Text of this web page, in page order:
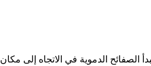
الصفائح الدموية في الاتجاه إلى مكان